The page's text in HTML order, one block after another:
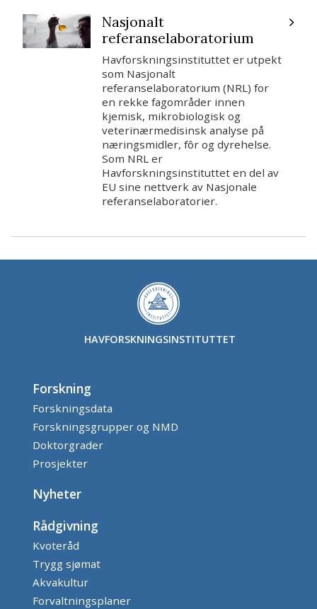
Nasjonalt
referanselaboratorium
Havforskningsinstituttet er utpekt
som Nasjonalt
referanselaboratorium (NRL) for
en rekke fagområder innen
kjemisk, mikrobiologisk og
veterinærmedisinsk analyse på
næringsmidler, fôr og dyrehelse.
Som NRL er
Havforskningsinstituttet en del av
EU sine nettverk av Nasjonale
referanselaboratorier.
HAVFORSKNINGSINSTITUTTET
Forskning
Forskningsdata
Forskningsgrupper og NMD
Doktorgrader
Prosjekter
Nyheter
Rådgivning
Kvoteråd
Trygg sjømat
Akvakultur
Forvaltningsplaner